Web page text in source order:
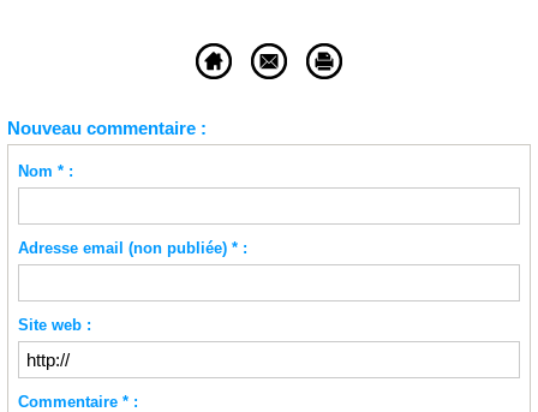
Nouveau commentaire :
Nom * :
Adresse email (non publiée) * :
Site web :
Commentaire * :